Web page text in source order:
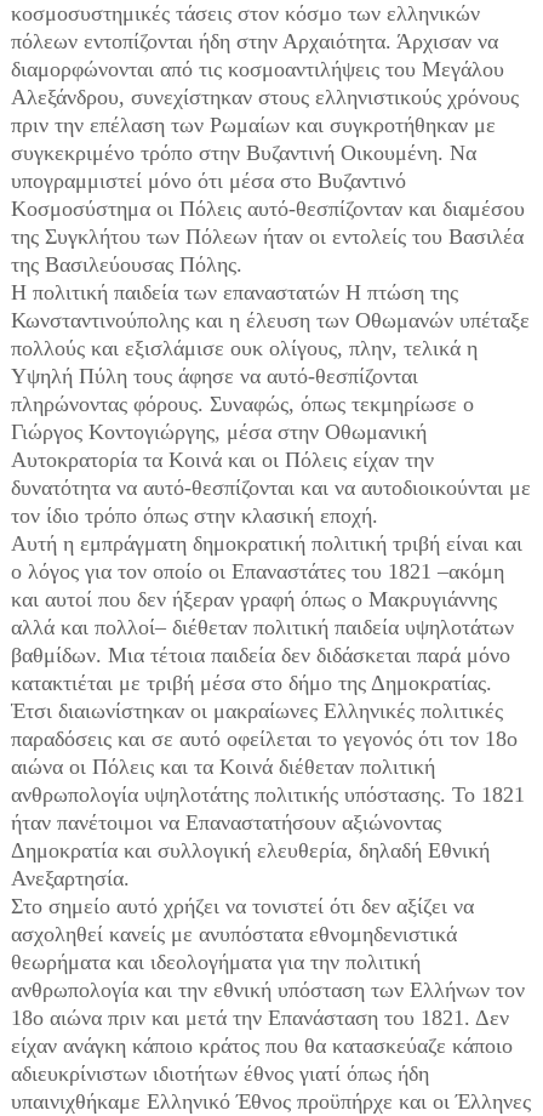
κοσμοσυστημικές τάσεις στον κόσμο των ελληνικών
πόλεων εντοπίζονται ήδη στην Αρχαιότητα. Άρχισαν να
διαμορφώνονται από τις κοσμοαντιλήψεις του Μεγάλου
Αλεξάνδρου, συνεχίστηκαν στους ελληνιστικούς χρόνους
πριν την επέλαση των Ρωμαίων και συγκροτήθηκαν με
συγκεκριμένο τρόπο στην Βυζαντινή Οικουμένη. Να
υπογραμμιστεί μόνο ότι μέσα στο Βυζαντινό
Κοσμοσύστημα οι Πόλεις αυτό-θεσπίζονταν και διαμέσου
της Συγκλήτου των Πόλεων ήταν οι εντολείς του Βασιλέα
της Βασιλεύουσας Πόλης.
Η πολιτική παιδεία των επαναστατών Η πτώση της
Κωνσταντινούπολης και η έλευση των Οθωμανών υπέταξε
πολλούς και εξισλάμισε ουκ ολίγους, πλην, τελικά η
Υψηλή Πύλη τους άφησε να αυτό-θεσπίζονται
πληρώνοντας φόρους. Συναφώς, όπως τεκμηρίωσε ο
Γιώργος Κοντογιώργης, μέσα στην Οθωμανική
Αυτοκρατορία τα Κοινά και οι Πόλεις είχαν την
δυνατότητα να αυτό-θεσπίζονται και να αυτοδιοικούνται με
τον ίδιο τρόπο όπως στην κλασική εποχή.
Αυτή η εμπράγματη δημοκρατική πολιτική τριβή είναι και
ο λόγος για τον οποίο οι Επαναστάτες του 1821 –ακόμη
και αυτοί που δεν ήξεραν γραφή όπως ο Μακρυγιάννης
αλλά και πολλοί– διέθεταν πολιτική παιδεία υψηλοτάτων
βαθμίδων. Μια τέτοια παιδεία δεν διδάσκεται παρά μόνο
κατακτιέται με τριβή μέσα στο δήμο της Δημοκρατίας.
Έτσι διαιωνίστηκαν οι μακραίωνες Ελληνικές πολιτικές
παραδόσεις και σε αυτό οφείλεται το γεγονός ότι τον 18ο
αιώνα οι Πόλεις και τα Κοινά διέθεταν πολιτική
ανθρωπολογία υψηλοτάτης πολιτικής υπόστασης. Το 1821
ήταν πανέτοιμοι να Επαναστατήσουν αξιώνοντας
Δημοκρατία και συλλογική ελευθερία, δηλαδή Εθνική
Ανεξαρτησία.
Στο σημείο αυτό χρήζει να τονιστεί ότι δεν αξίζει να
ασχοληθεί κανείς με ανυπόστατα εθνομηδενιστικά
θεωρήματα και ιδεολογήματα για την πολιτική
ανθρωπολογία και την εθνική υπόσταση των Ελλήνων τον
18ο αιώνα πριν και μετά την Επανάσταση του 1821. Δεν
είχαν ανάγκη κάποιο κράτος που θα κατασκεύαζε κάποιο
αδιευκρίνιστων ιδιοτήτων έθνος γιατί όπως ήδη
υπαινιχθήκαμε Ελληνικό Έθνος προϋπήρχε και οι Έλληνες